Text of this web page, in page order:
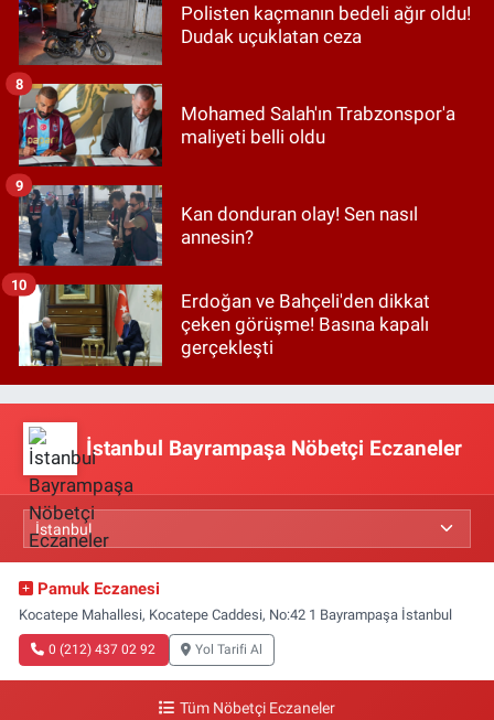
Polisten kaçmanın bedeli ağır oldu!
Dudak uçuklatan ceza
Mohamed Salah'ın Trabzonspor'a
maliyeti belli oldu
8
Kan donduran olay! Sen nasıl
annesin?
9
Erdoğan ve Bahçeli'den dikkat
çeken görüşme! Basına kapalı
gerçekleşti
10
İstanbul Bayrampaşa Nöbetçi Eczaneler
Pamuk Eczanesi
Kocatepe Mahallesi, Kocatepe Caddesi, No:42 1 Bayrampaşa İstanbul
0 (212) 437 02 92 Yol Tarifi Al
Tüm Nöbetçi Eczaneler